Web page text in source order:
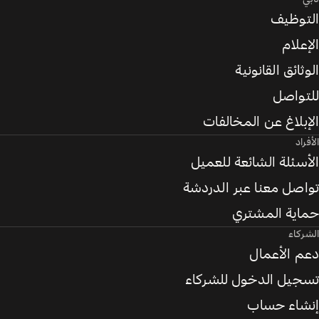
التوظيف
الإعلام
الوثائق القانونية
للتواصل
الإبلاغ عن المخالفات
الأفراد
الأسئلة الشائعة للعميل
تواصل معنا عبر الدردشة
حماية المشتري
الشركاء
دعم الأعمال
تسجيل الدخول للشركاء
إنشاء حساب